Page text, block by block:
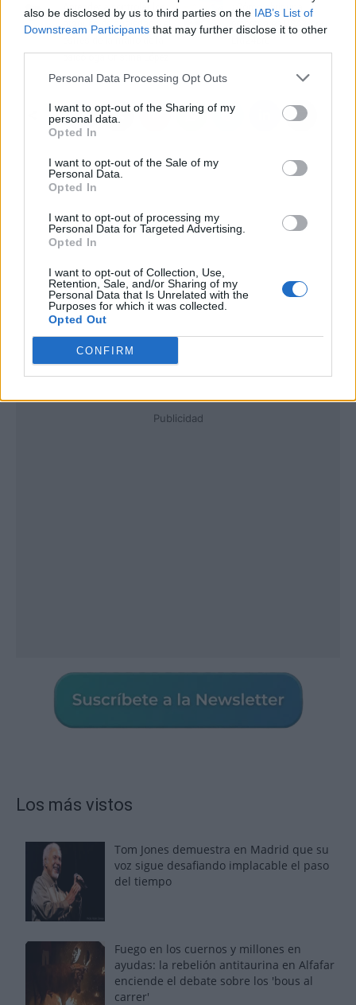
also be disclosed by us to third parties on the IAB’s List of
Downstream Participants that may further disclose it to other
Personal Data Processing Opt Outs
I want to opt-out of the Sharing of my
personal data.
Opted In
I want to opt-out of the Sale of my
Personal Data.
Opted In
I want to opt-out of processing my
Personal Data for Targeted Advertising.
Opted In
I want to opt-out of Collection, Use,
Retention, Sale, and/or Sharing of my
Personal Data that Is Unrelated with the
Purposes for which it was collected.
Opted Out
CONFIRM
Aprender a controlar los
ataques de ansiedad y el
psicóloga Cristina López
¿Cómo abrir una
empresa en USA?, por
Publicidad
Los más vistos
Tom Jones demuestra en Madrid que su
voz sigue desafiando implacable el paso
del tiempo
Fuego en los cuernos y millones en
ayudas: la rebelión antitaurina en Alfafar
enciende el debate sobre los 'bous al
carrer'